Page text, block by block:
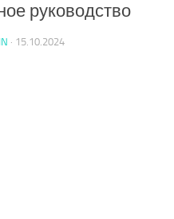
руководство
· 15.10.2024